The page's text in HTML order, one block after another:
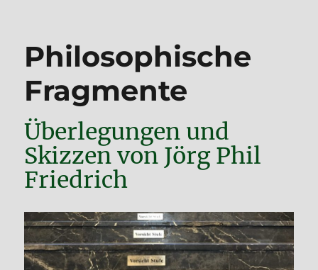
Philosophische
Fragmente
Überlegungen und
Skizzen von Jörg Phil
Friedrich